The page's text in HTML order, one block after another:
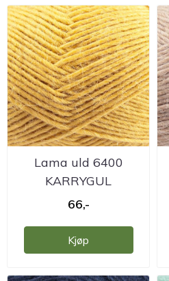
Lama uld 6400
KARRYGUL
NB!partinr.11+4
66,-
Kjøp